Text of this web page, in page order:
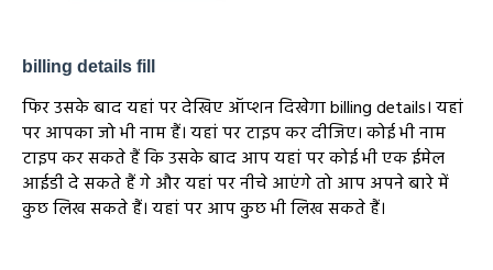
billing details fill
फिर उसके बाद यहां पर देखिए ऑप्शन दिखेगा billing details। यहां
पर आपका जो भी नाम हैं। यहां पर टाइप कर दीजिए। कोई भी नाम
टाइप कर सकते हैं कि उसके बाद आप यहां पर कोई भी एक ईमेल
आईडी दे सकते हैं गे और यहां पर नीचे आएंगे तो आप अपने बारे में
कुछ लिख सकते हैं। यहां पर आप कुछ भी लिख सकते हैं।